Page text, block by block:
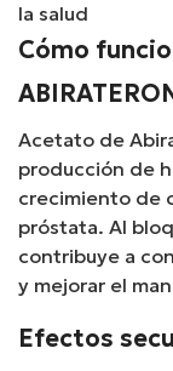
la salud
Cómo
Acetato de
producción de
crecimiento de
próstata. Al
contribuye a
y mejorar el
Efectos